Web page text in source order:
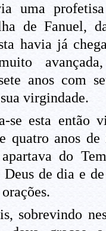
uma profetisa
de Fanuel,
havia já
anos com
virgindade.
se esta então
quatro anos de
do
Deus de dia e
sobrevindo